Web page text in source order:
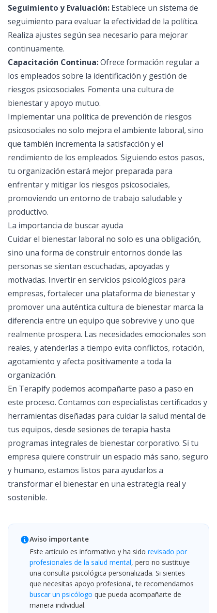
Seguimiento y Evaluación: Establece un sistema de
seguimiento para evaluar la efectividad de la política.
Realiza ajustes según sea necesario para mejorar
continuamente.
Capacitación Continua:Ofrece formación regular a
los empleados sobre la identificación y gestión de
riesgos psicosociales. Fomenta una cultura de
bienestar y apoyo mutuo.
Implementar una política de prevención de riesgos
psicosociales no solo mejora el ambiente laboral, sino
que también incrementa la satisfacción y el
rendimiento de los empleados. Siguiendo estos pasos,
tu organización estará mejor preparada para
enfrentar y mitigar los riesgos psicosociales,
promoviendo un entorno de trabajo saludable y
productivo.
La importancia de buscar ayuda
Cuidar el bienestar laboral no solo es una obligación,
sino una forma de construir entornos donde las
personas se sientan escuchadas, apoyadas y
motivadas. Invertir en servicios psicológicos para
empresas, fortalecer una plataforma de bienestary
promover una auténtica cultura de bienestar marca la
diferencia entre un equipo que sobrevive y uno que
realmente prospera. Las necesidades emocionales son
reales, y atenderlas a tiempo evita conflictos, rotación,
agotamiento y afecta positivamente a toda la
organización.
En Terapify podemos acompañarte paso a paso en
este proceso. Contamos con especialistas certificados y
herramientas diseñadas para cuidar la salud mental de
tus equipos, desde sesiones de terapia hasta
programas integrales de bienestar corporativo. Si tu
empresa quiere construir un espacio más sano, seguro
y humano, estamos listos para ayudarlos a
transformar el bienestar en una estrategia real y
sostenible.
Aviso importante
Este artículo es informativo y ha sido revisado por
profesionales de la salud mental, pero no sustituye
una consulta psicológica personalizada. Si sientes
que necesitas apoyo profesional, te recomendamos
buscar un psicólogo que pueda acompañarte de
manera individual.